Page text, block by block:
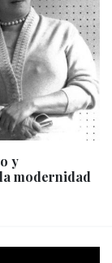
y
modernidad